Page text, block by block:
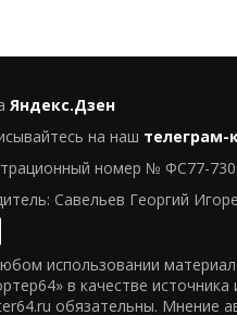
Яндекс.Дзен
на наш телеграм-
номер № ФС77-
Савельев Георгий
использовании
в качестве
обязательны. Мнение